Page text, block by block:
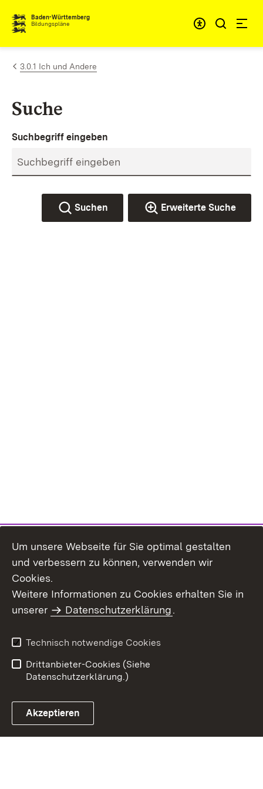
Zum Inhalt springen
Baden-Württemberg
Bildungspläne
3.0.1 Ich und Andere
Suche
Suchbegriff eingeben
Suchen Erweiterte Suche
Um unsere Webseite für Sie optimal gestalten
und verbessern zu können, verwenden wir
Cookies.
Weitere Informationen zu Cookies erhalten Sie in
unserer
Datenschutzerklärung.
Technisch notwendige Cookies
Drittanbieter-Cookies (Siehe
Datenschutzerklärung.)
Akzeptieren